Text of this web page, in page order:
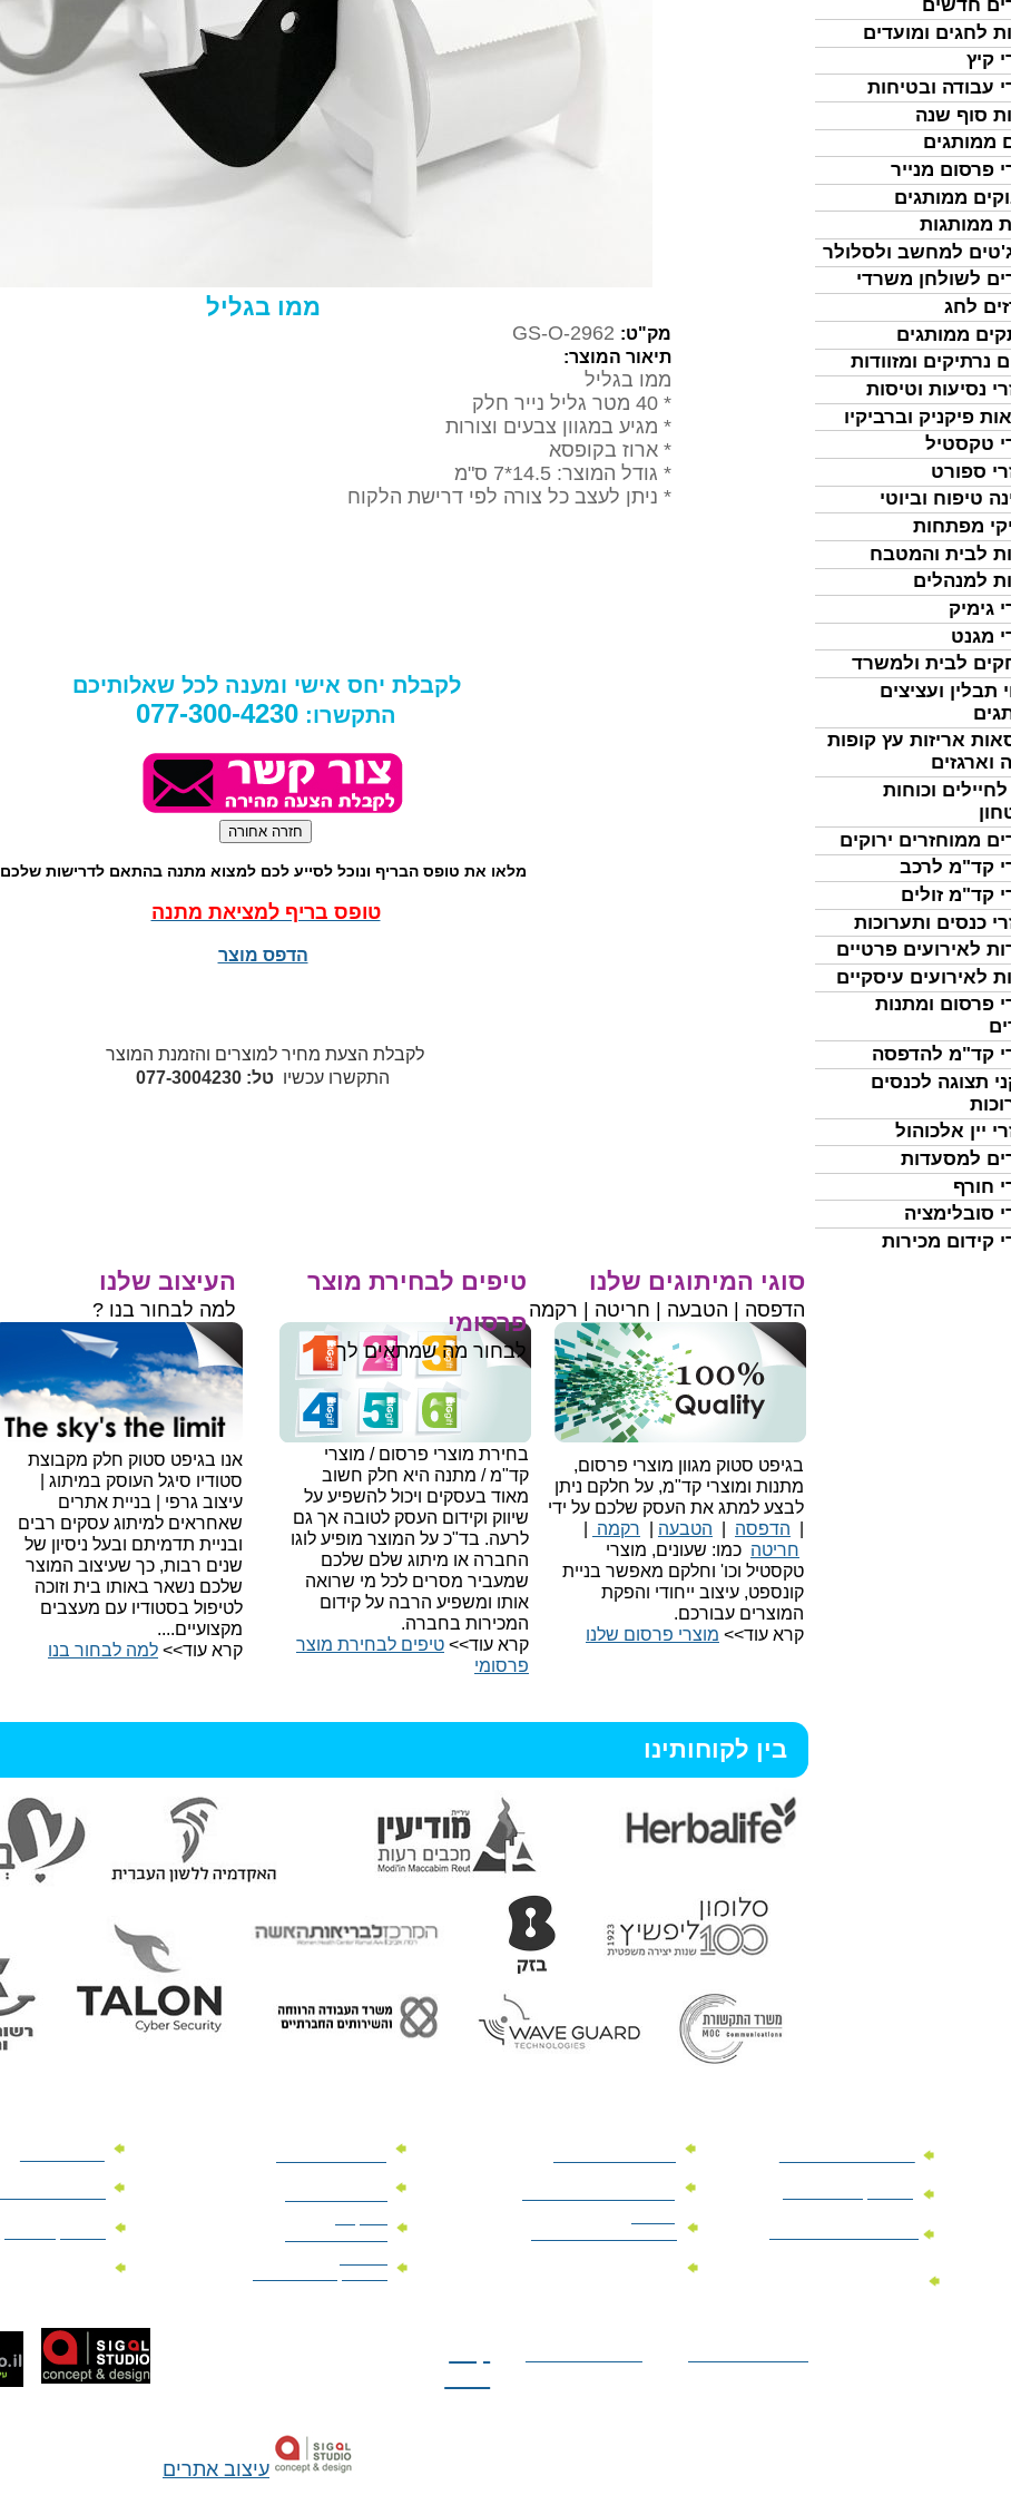
חדשים
לחגים ומועדים
קיץ
עבודה ובטיחות
סוף שנה
ממותגים
פרסום מנייר
ממותגים
ממותגות
למחשב ולסלולר
לשולחן משרדי
לחג
ממותגים
נרתיקים ומזוודות
נסיעות וטיסות
פיקניק וברביקיו
טקסטיל
ספורט
טיפוח וביוטי
מפתחות
לבית והמטבח
למנהלים
גימיק
מגנט
לבית ולמשרד
תבלין ועציצים
אריזות עץ קופות
וארגזים
לחיילים וכוחות
ממוחזרים ירוקים
קד"מ לרכב
קד"מ זולים
כנסים ותערוכות
לאירועים פרטיים
לאירועים עיסקיים
פרסום ומתנות
קד"מ להדפסה
תצוגה לכנסים
יין אלכוהול
למסעדות
חורף
סובלימציה
קידום מכירות
ממו בגליל
מק"ט: GS-O-2962
תיאור המוצר:
ממו בגליל
* 40 מטר גליל נייר חלק
* מגיע במגוון צבעים וצורות
* ארוז בקופסא
* גודל המוצר: 14.5*7 ס"מ
* ניתן לעצב כל צורה לפי דרישת הלקוח
לקבלת יחס אישי ומענה לכל שאלותיכם
התקשרו: 077-300-4230
מלאו את טופס הבריף ונוכל לסייע לכם למצוא מתנה בהתאם לדרישות שלכם
טופס בריף למציאת מתנה
הדפס מוצר
לקבלת הצעת מחיר למוצרים והזמנת המוצר
התקשרו עכשיו טל: 077-3004230
אנו בגיפט סטוק חלק מקבוצת
סטודיו סיגל העוסק במיתוג |
עיצוב גרפי | בניית אתרים
שאחראים למיתוג עסקים רבים
ובניית תדמיתם ובעל ניסיון של
שנים רבות, כך שעיצוב המוצר
שלכם נשאר באותו בית וזוכה
לטיפול בסטודיו עם מעצבים
מקצועיים....
קרא עוד>> למה לבחור בנו​
בגיפט סטוק מגוון מוצרי פרסום,
מתנות ומוצרי קד"מ, על חלקם ניתן
לבצע למתג את העסק שלכם על ידי
הדפסה הטבעה רקמה
חריטה כמו: שעונים, מוצרי
טקסטיל וכו' וחלקם מאפשר בניית
קונספט, עיצוב ייחודי והפקת
המוצרים עבורכם.
קרא עוד>> מוצרי פרסום שלנו
בחירת מוצרי פרסום / מוצרי
קד"מ / מתנה היא חלק חשוב
מאוד בעסקים ויכול להשפיע על
שיווק וקידום העסק לטובה אך גם
לרעה. בד"כ על המוצר מופיע לוגו
החברה או מיתוג שלם שלכם
שמעביר מסרים לכל מי שרואה
אותו ומשפיע הרבה על קידום
המכירות בחברה.
קרא עוד>> טיפים לבחירת מוצר
פרסומי
טיפים לבחירת מוצר
פרסומי
לבחור מה שמתאים לך
העיצוב שלנו
למה לבחור בנו ?
סוגי המיתוגים שלנו
הדפסה | הטבעה | חריטה | רקמה
בין לקוחותינו
עיצוב אתרים